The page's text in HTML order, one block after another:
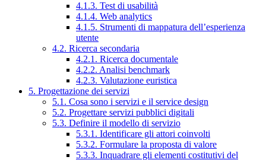
4.1.3. Test di usabilità
4.1.4. Web analytics
4.1.5. Strumenti di mappatura dell’esperienza
utente
4.2. Ricerca secondaria
4.2.1. Ricerca documentale
4.2.2. Analisi benchmark
4.2.3. Valutazione euristica
5. Progettazione dei servizi
5.1. Cosa sono i servizi e il service design
5.2. Progettare servizi pubblici digitali
5.3. Definire il modello di servizio
5.3.1. Identificare gli attori coinvolti
5.3.2. Formulare la proposta di valore
5.3.3. Inquadrare gli elementi costitutivi del